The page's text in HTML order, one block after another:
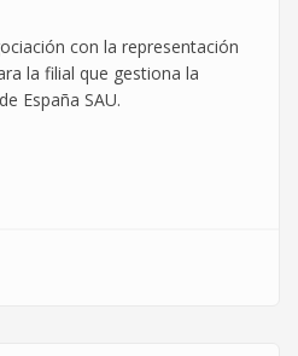
con la representación
la filial que gestiona la
España SAU.